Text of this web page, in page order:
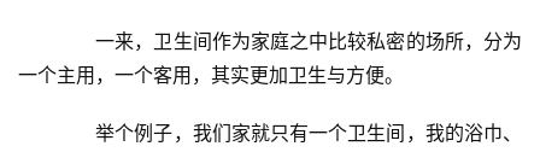
一来，卫生间作为家庭之中比较私密的场所，分为
一个主用，一个客用，其实更加卫生与方便。
举个例子，我们家就只有一个卫生间，我的浴巾、